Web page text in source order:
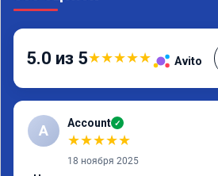
5.0 из 5★★★★★ Avito
A Account ✓
★★★★★
18 ноября 2025